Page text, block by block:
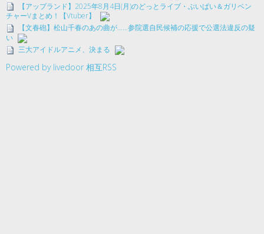
【アップランド】2025年8月4日(月)のどっとライブ・ぶいぱい＆ガリベン
チャーVまとめ！【Vtuber】
【文春砲】松山千春のあの曲が……参院選自民候補の応援で公選法違反の疑
い
三大アイドルアニメ、決まる
Powered by livedoor 相互RSS